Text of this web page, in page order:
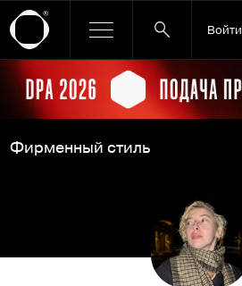
Войти
Ссылка баннера
Фирменный стиль